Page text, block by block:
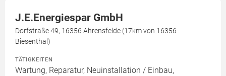
J.E.Energiespar GmbH
Dorfstraße 49, 16356 Ahrensfelde (17km von 16356
Biesenthal)
TÄTIGKEITEN
Wartung, Reparatur, Neuinstallation / Einbau,